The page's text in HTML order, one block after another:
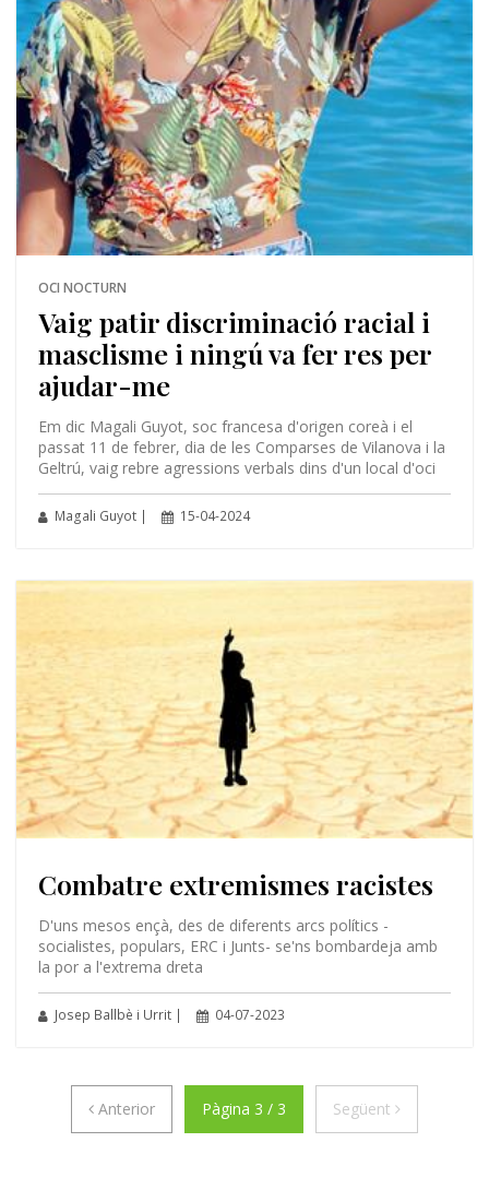
OCI NOCTURN
Vaig patir discriminació racial i
masclisme i ningú va fer res per
ajudar-me
Em dic Magali Guyot, soc francesa d'origen coreà i el
passat 11 de febrer, dia de les Comparses de Vilanova i la
Geltrú, vaig rebre agressions verbals dins d'un local d'oci
Magali Guyot | 15-04-2024
Combatre extremismes racistes
D'uns mesos ençà, des de diferents arcs polítics -
socialistes, populars, ERC i Junts- se'ns bombardeja amb
la por a l'extrema dreta
Josep Ballbè i Urrit | 04-07-2023
AnteriorAnteriorPàgina 3 / 3 Següent